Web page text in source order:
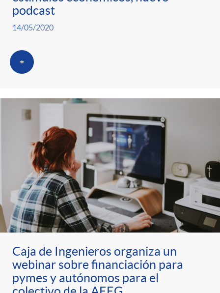
podcast
14/05/2020
+
Caja de Ingenieros organiza un
webinar sobre financiación para
pymes y autónomos para el